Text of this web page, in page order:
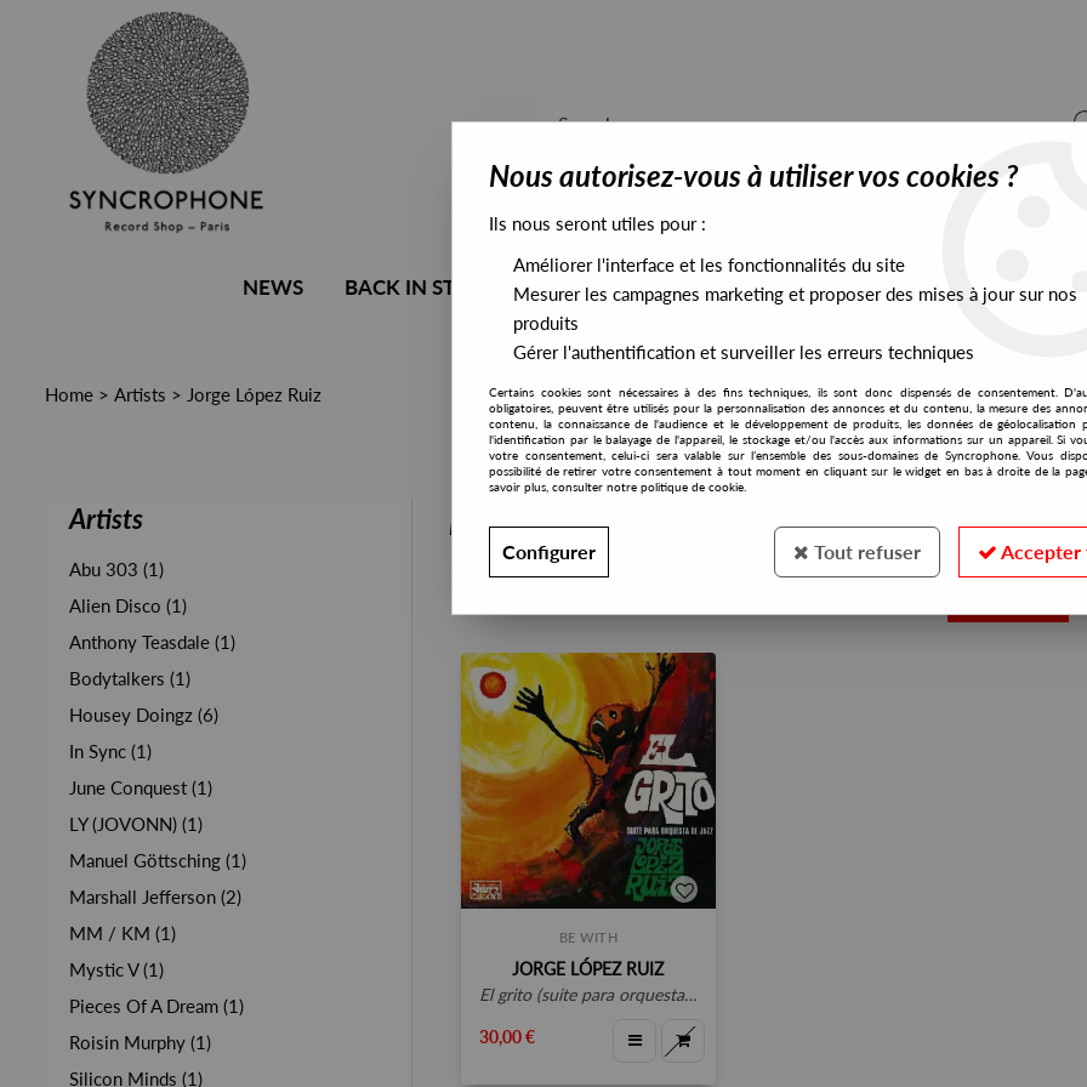
NEWS BACK IN STOCK ALL STOCK EXCLUSIVES PRESALES EXCLUSIVES
Home > Artists > Jorge López Ruiz
Artists
Abu 303 (1)
Alien Disco (1)
Anthony Teasdale (1)
Bodytalkers (1)
Housey Doingz (6)
In Sync (1)
June Conquest (1)
LY (JOVONN) (1)
Manuel Göttsching (1)
Marshall Jefferson (2)
MM / KM (1)
Mystic V (1)
Pieces Of A Dream (1)
Roisin Murphy (1)
Silicon Minds (1)
PRESALES EXCLUSIVES
BE WITH
JORGE LÓPEZ RUIZ
el grito (suite para orquesta de jazz) 2021 re-issue, "140g vinyl, remastered"
30,00 €
Nous autorisez-vous à utiliser vos cookies ?
Ils nous seront utiles pour :
Améliorer l'interface et les fonctionnalités du site
Mesurer les campagnes marketing et proposer des mises à jour sur nos
produits
Gérer l'authentification et surveiller les erreurs techniques
Certains cookies sont nécessaires à des fins techniques, ils sont donc dispensés de consentement.
obligatoires, peuvent être utilisés pour la personnalisation des annonces et du contenu, la mesure des
contenu, la connaissance de l'audience et le développement de produits, les données de géolocalisation
l'identification par le balayage de l'appareil, le stockage et/ou l'accès aux informations sur un appareil. Si
votre consentement, celui-ci sera valable sur l’ensemble des sous-domaines de Syncrophone. Vous
possibilité de retirer votre consentement à tout moment en cliquant sur le widget en bas à droite de la
savoir plus, consulter notre politique de cookie.
Configurer Tout refuser Accepter